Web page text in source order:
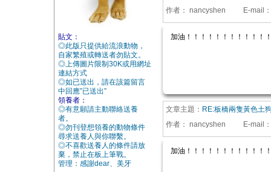
貼文：
◎此版只提供給流浪動物，
自家繁殖或轉送者勿貼文。
◎上傳圖片限制30K或用網址
連結方式
◎如已送出，請在該篇留言
中回應”已送出”
領養者：
◎有意願請主動聯絡送養
者。
◎勿刊登想領養的動物條件
尋求送養人與你聯繫。
◎不喜歡送養人的條件請放
棄，禁止在板上筆戰。
管理：感謝dear、美牙
作者： nancyshen E-mail ：
加油！！！！！！！！！！！
文章主題： RE:板橋兩隻黃色土
作者： nancyshen E-mail ：
加油！！！！！！！！！！！